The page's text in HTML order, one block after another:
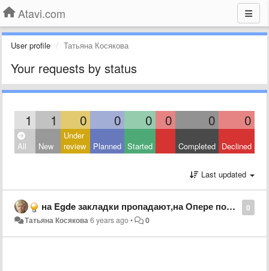
Atavi.com
User profile Татьяна Косякова
Your requests by status
1 1 0 0 0 0 0 0
All New
Under
review
Planned Started Completed Declined
Last updated
0
на Egde закладки пропадают,на Опере полностью,а на этом браузере нет 4-х!
Татьяна Косякова6 years ago• 0